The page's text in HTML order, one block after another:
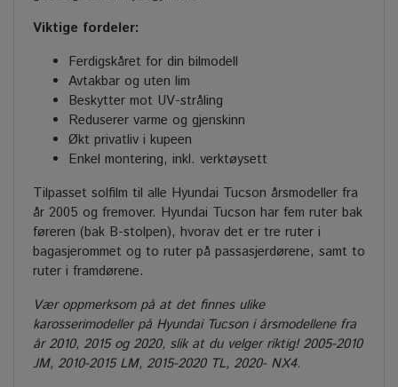
Viktige fordeler:
Ferdigskåret for din bilmodell
Avtakbar og uten lim
Beskytter mot UV-stråling
Reduserer varme og gjenskinn
Økt privatliv i kupeen
Enkel montering, inkl. verktøysett
Tilpasset solfilm til alle Hyundai Tucson årsmodeller fra
år 2005 og fremover. Hyundai Tucson har fem ruter bak
føreren (bak B-stolpen), hvorav det er tre ruter i
bagasjerommet og to ruter på passasjerdørene, samt to
ruter i framdørene.
Vær oppmerksom på at det finnes ulike
karosserimodeller på Hyundai Tucson i årsmodellene fra
år 2010, 2015 og 2020, slik at du velger riktig!2005-2010
JM, 2010-2015 LM, 2015-2020 TL, 2020- NX4.